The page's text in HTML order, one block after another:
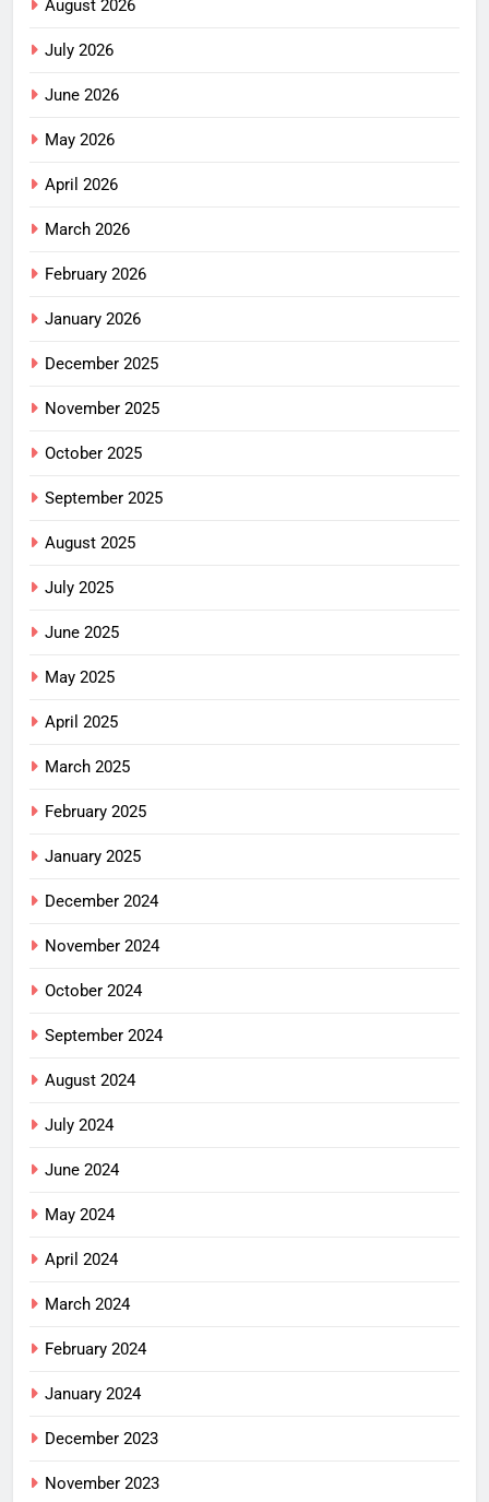
August 2026
July 2026
June 2026
May 2026
April 2026
March 2026
February 2026
January 2026
December 2025
November 2025
October 2025
September 2025
August 2025
July 2025
June 2025
May 2025
April 2025
March 2025
February 2025
January 2025
December 2024
November 2024
October 2024
September 2024
August 2024
July 2024
June 2024
May 2024
April 2024
March 2024
February 2024
January 2024
December 2023
November 2023